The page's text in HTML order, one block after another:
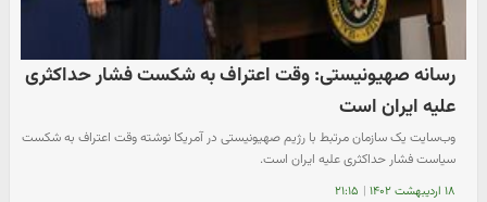
رسانه صهیونیستی: وقت اعتراف به شکست فشار حداکثری
علیه ایران است
وب‌سایت یک سازمان مرتبط با رژیم صهیونیستی در آمریکا نوشته وقت اعتراف به شکست
سیاست فشار حداکثری علیه ایران است.
۱۸ اردیبهشت ۱۴۰۲ | ۲۱:۱۵